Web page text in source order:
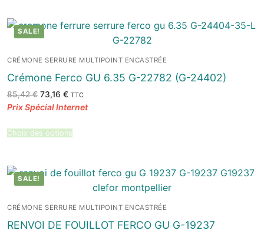
SALE!
CRÉMONE SERRURE MULTIPOINT ENCASTRÉE
Crémone Ferco GU 6.35 G-22782 (G-24402)
85,42€ Le
prix
initial
73,16 €Le
actuel
TTC
Choix des options
SALE!
CRÉMONE SERRURE MULTIPOINT ENCASTRÉE
RENVOI DE FOUILLOT FERCO GU G-19237